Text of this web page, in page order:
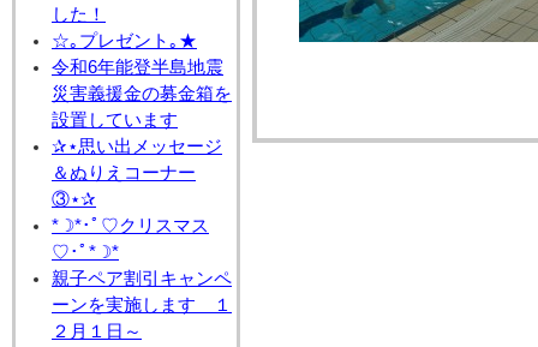
した！
☆｡プレゼント｡★
令和6年能登半島地震
災害義援金の募金箱を
設置しています
✰⋆思い出メッセージ
＆ぬりえコーナー
③⋆✰
*☽*･ﾟ♡クリスマス
♡･ﾟ*☽*
親子ペア割引キャンペ
ーンを実施します １
２月１日～